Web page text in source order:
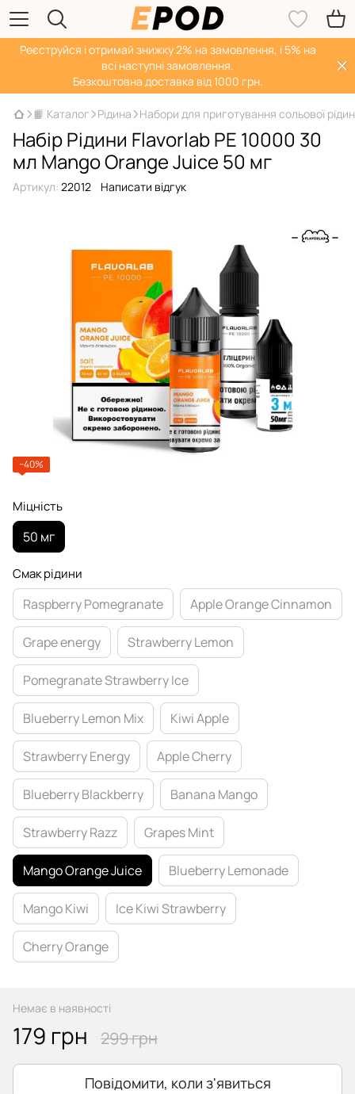
Реєструйся і отримай знижку 2% на замовлення, і 5% на
всі наступні замовлення.
Безкоштовна доставка від 1000 грн.
📙 Каталог Рідина Набори для приготування сольової
Набір Рідини Flavorlab PE 10000 30
мл Mango Orange Juice 50 мг
Артикул: 22012 Написати відгук
−40%
Міцність
50 мг
Смак рідини
Raspberry Pomegranate Apple Orange Cinnamon
Grape energy Strawberry Lemon
Pomegranate Strawberry Ice
Blueberry Lemon Mix Kiwi Apple
Strawberry Energy Apple Cherry
Blueberry Blackberry Banana Mango
Strawberry Razz Grapes Mint
Mango Orange Juice Blueberry Lemonade
Mango Kiwi Ice Kiwi Strawberry
Cherry Orange
Немає в наявності
179 грн 299 грн
Повідомити, коли з'явиться